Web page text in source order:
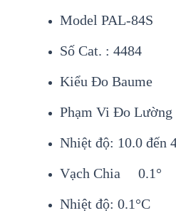
Model PAL-84S
Số Cat. : 4484
Kiểu Đo Baume
Phạm Vi Đo Lường
Nhiệt độ: 10.0 đến
Vạch Chia 0.1°
Nhiệt độ: 0.1°C